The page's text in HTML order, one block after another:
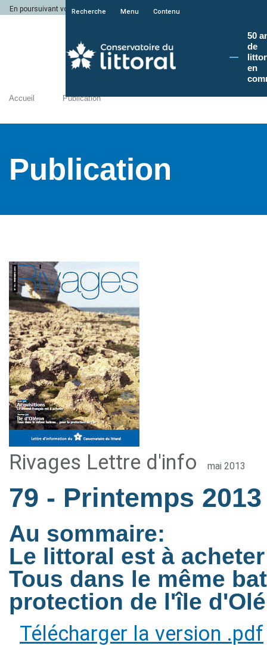
En poursuivant votre navigation sur le site du Conservatoire du littoral, vous
Recherche Menu Contenu
50
de
en
Accueil Publication
Publication
Rivages Lettre d'info mai 2013
79 - Printemps 2013
Au sommaire:
Le littoral est à
Tous dans le même
protection de l'île
Télécharger la version .pdf